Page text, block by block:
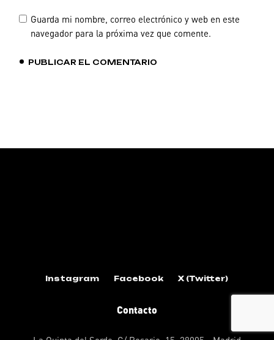
Guarda mi nombre, correo electrónico y web en este
navegador para la próxima vez que comente.
PUBLICAR EL COMENTARIO
Instagram Facebook X (Twitter)
Contacto